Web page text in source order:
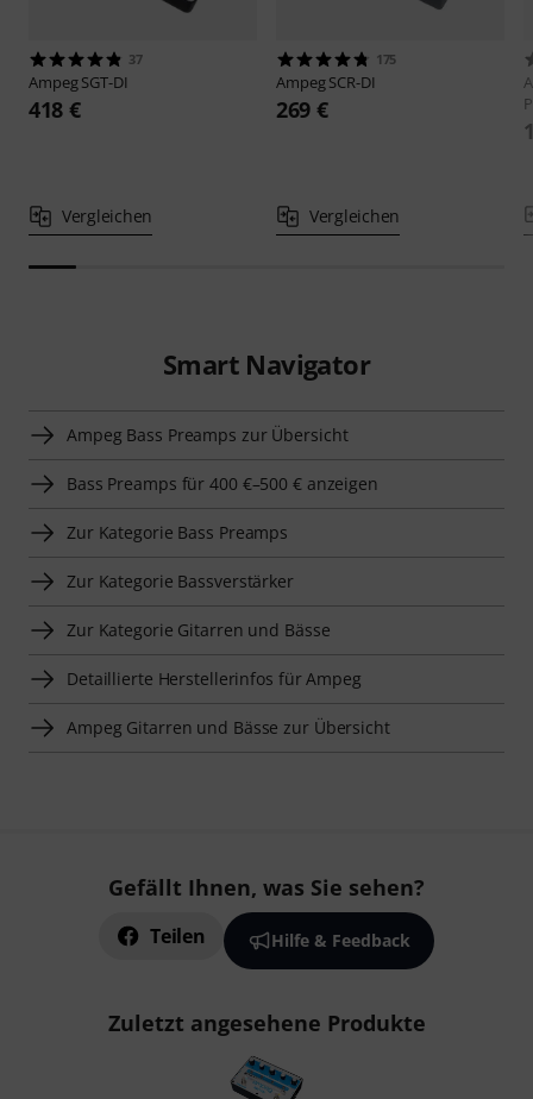
37
AmpegSGT-DI
418 €
Vergleichen
175
AmpegSCR-DI
269 €
Vergleichen
Smart Navigator
Ampeg Bass Preamps zur Übersicht
Bass Preamps für 400 €–500 € anzeigen
Zur Kategorie Bass Preamps
Zur Kategorie Bassverstärker
Zur Kategorie Gitarren und Bässe
Detaillierte Herstellerinfos für Ampeg
Ampeg Gitarren und Bässe zur Übersicht
Gefällt Ihnen, was Sie sehen?
Teilen Hilfe & Feedback
Zuletzt angesehene Produkte